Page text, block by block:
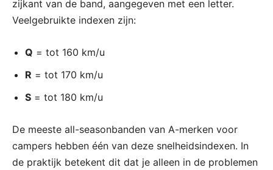
zijkant van de band, aangegeven met een letter.
Veelgebruikte indexen zijn:
Q = tot 160 km/u
R = tot 170 km/u
S = tot 180 km/u
De meeste all-seasonbanden van A-merken voor
campers hebben één van deze snelheidsindexen. In
de praktijk betekent dit dat je alleen in de problemen